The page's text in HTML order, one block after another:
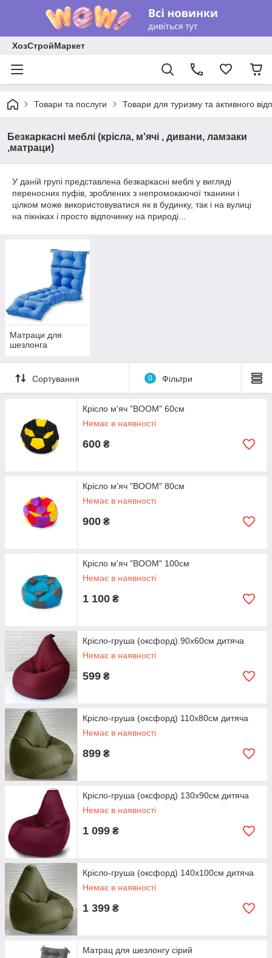
ХозСтройМаркет
Товари та послуги Товари для туризму та активного
Безкаркасні меблі (крісла, м'ячі , дивани, ламзаки
,матраци)
У даній групі представлена безкаркасні меблі у вигляді
переносних пуфів, зроблених з непромокаючої тканини і
цілком може використовуватися як в будинку, так і на вулиці
на пікніках і просто відпочинку на природі...
Матраци для
шезлонга
Сортування 0 Фільтри
Крісло м'яч "BOOM" 60см
Немає в наявності
600 ₴
Крісло м'яч "BOOM" 80см
Немає в наявності
900 ₴
Крісло м'яч "BOOM" 100см
Немає в наявності
1 100 ₴
Крісло-груша (оксфорд) 90х60см дитяча
Немає в наявності
599 ₴
Крісло-груша (оксфорд) 110х80см дитяча
Немає в наявності
899 ₴
Крісло-груша (оксфорд) 130х90см дитяча
Немає в наявності
1 099 ₴
Крісло-груша (оксфорд) 140х100см дитяча
Немає в наявності
1 399 ₴
Матрац для шезлонгу сірий